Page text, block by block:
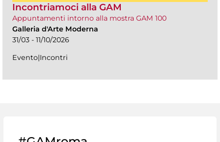
Incontriamoci alla GAM
Appuntamenti intorno alla mostra GAM 100
Galleria d'Arte Moderna
31/03 - 11/10/2026
Evento|Incontri